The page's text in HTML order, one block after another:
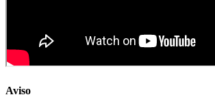
Aviso